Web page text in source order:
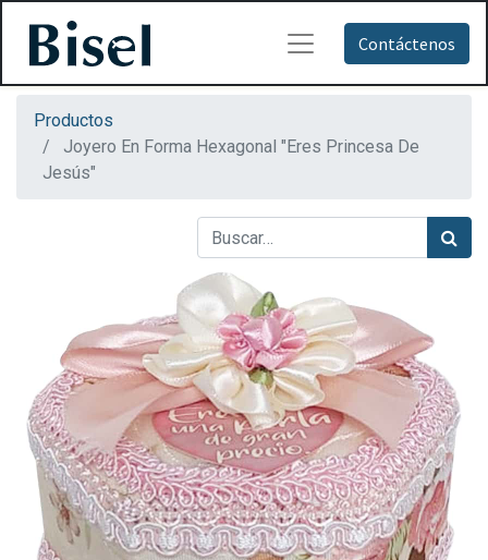
Contáctenos
Productos
Joyero En Forma Hexagonal "Eres Princesa De
Jesús"